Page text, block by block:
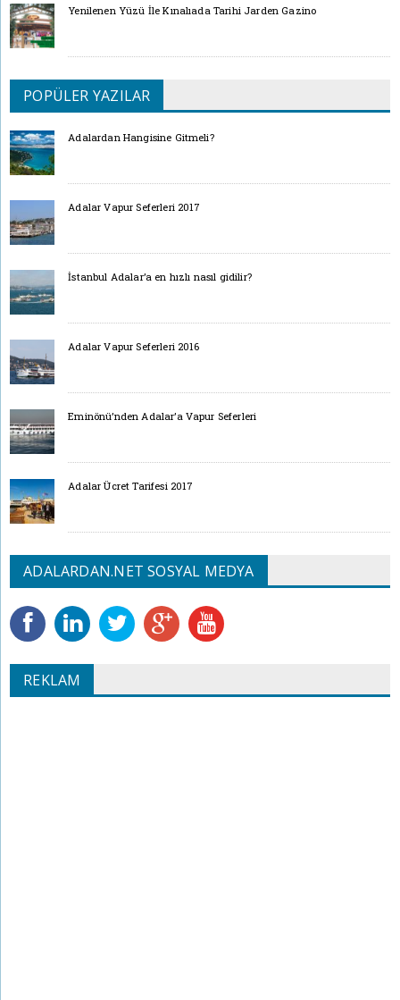
Yenilenen Yüzü İle Kınalıada Tarihi Jarden Gazino
POPÜLER YAZILAR
Adalardan Hangisine Gitmeli?
Adalar Vapur Seferleri 2017
İstanbul Adalar’a en hızlı nasıl gidilir?
Adalar Vapur Seferleri 2016
Eminönü’nden Adalar’a Vapur Seferleri
Adalar Ücret Tarifesi 2017
ADALARDAN.NET SOSYAL MEDYA
REKLAM